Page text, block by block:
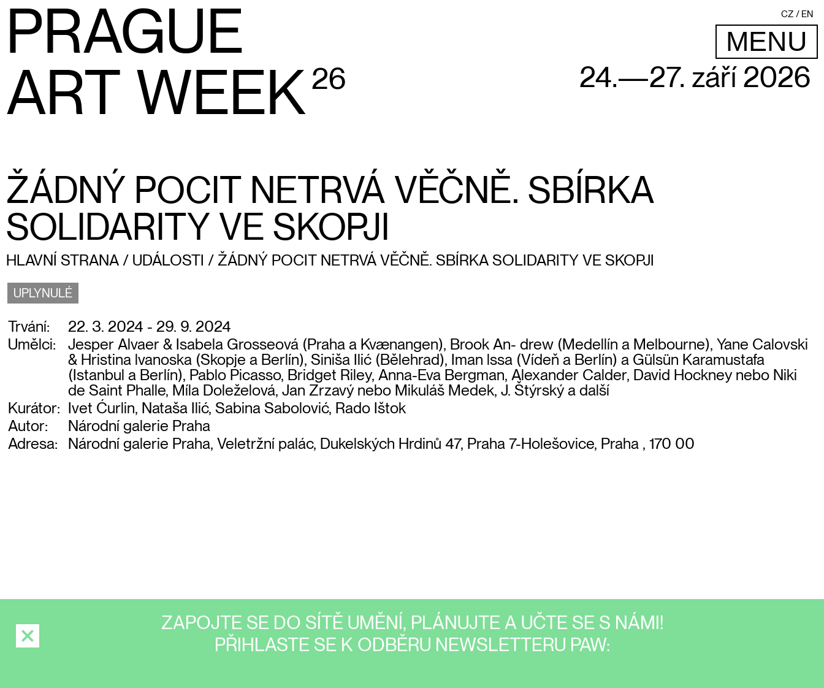
PRAGUE
ART WEEK26 24.—27. září 2026
CZ EN
MENU
ŽÁDNÝ POCIT NETRVÁ VĚČNĚ. SBÍRKA
SOLIDARITY VE SKOPJI
HLAVNÍ STRANA / UDÁLOSTI / ŽÁDNÝ POCIT NETRVÁ VĚČNĚ. SBÍRKA SOLIDARITY VE SKOPJI
UPLYNULÉ
Trvání:
22. 3. 2024 - 29. 9. 2024
Umělci:
Jesper Alvaer & Isabela Grosseová (Praha a Kvænangen), Brook An- drew (Medellín a Melbourne), Yane Calovski
& Hristina lvanoska (Skopje a Berlín), Siniša Ilić (Bělehrad), Iman lssa (Vídeň a Berlín) a Gülsün Karamustafa
(Istanbul a Berlín), Pablo Picasso, Bridget Riley, Anna-Eva Bergman, Alexander Calder, David Hockney nebo Niki
de Saint Phalle, Míla Doleželová, Jan Zrzavý nebo Mikuláš Medek, J. Štýrský a další
Kurátor: Ivet Ćurlin, Nataša Ilić, Sabina Sabolović, Rado Ištok
Autor:
Národní galerie Praha
Adresa:
Národní galerie Praha, Veletržní palác, Dukelských Hrdinů 47, Praha 7-Holešovice, Praha , 170 00
ZAPOJTE SE DO SÍTĚ UMĚNÍ, PLÁNUJTE A UČTE SE S NÁMI!
PŘIHLASTE SE K ODBĚRU NEWSLETTERU PAW: